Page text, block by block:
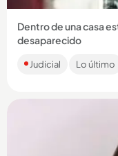
Dentro de una casa
desaparecido
secuestrado por
Judicial Lo último